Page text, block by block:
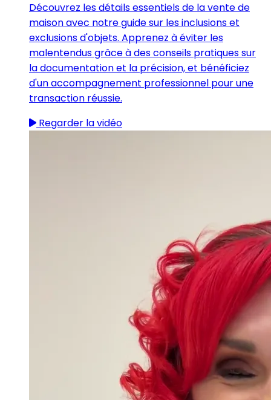
Découvrez les détails essentiels de la vente de
maison avec notre guide sur les inclusions et
exclusions d'objets. Apprenez à éviter les
malentendus grâce à des conseils pratiques sur
la documentation et la précision, et bénéficiez
d'un accompagnement professionnel pour une
transaction réussie.
Regarder la vidéo